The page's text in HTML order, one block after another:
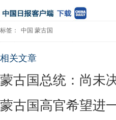
标签： 中国 蒙古国
相关文章
蒙古国总统：尚未
蒙古国高官希望进